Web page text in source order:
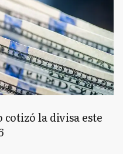
la divisa este